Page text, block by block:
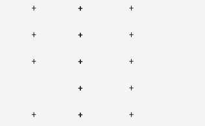
+ + +
+ + +
+ + +
+ +
+ + +